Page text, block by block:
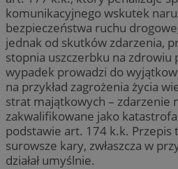
komunikacyjnego wskutek
bezpieczeństwa ruchu
jednak od skutków zdarzenia,
stopnia uszczerbku na zdrowiu
wypadek prowadzi do
na przykład zagrożenia życia
strat majątkowych – zdarzenie
zakwalifikowane jako
podstawie art. 174 k.k. Przepis
surowsze kary, zwłaszcza w
działał umyślnie.